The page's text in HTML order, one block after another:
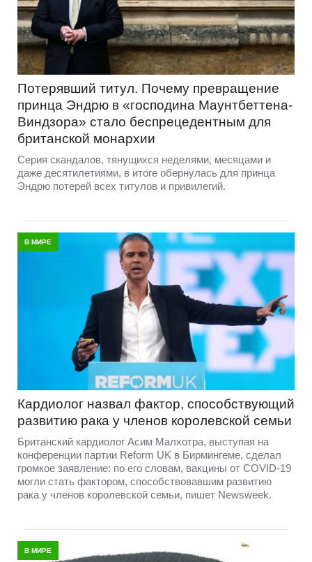
Потерявший титул. Почему превращение
принца Эндрю в «господина Маунтбеттена-
Виндзора» стало беспрецедентным для
британской монархии
Серия скандалов, тянущихся неделями, месяцами и
даже десятилетиями, в итоге обернулась для принца
Эндрю потерей всех титулов и привилегий.
В МИРЕ
Кардиолог назвал фактор, способствующий
развитию рака у членов королевской семьи
Британский кардиолог Асим Малхотра, выступая на
конференции партии Reform UK в Бирмингеме, сделал
громкое заявление: по его словам, вакцины от COVID-19
могли стать фактором, способствовавшим развитию
рака у членов королевской семьи, пишет Newsweek.
В МИРЕ